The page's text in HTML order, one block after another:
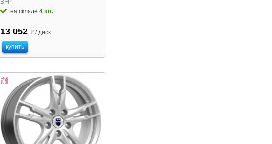
BFP
на складе4 шт.
13 052 ₽ / диск
купить